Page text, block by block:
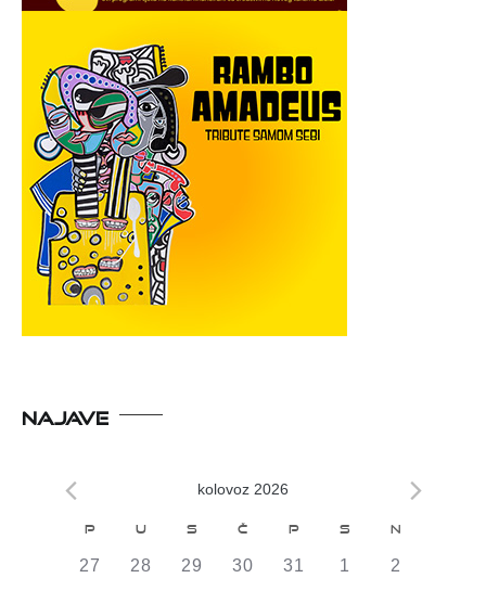
NAJAVE
kolovoz 2026
Kalendar
od
P U S Č P S N
0
27
0
28
0
29
0
30
0
31
0
1
0
2